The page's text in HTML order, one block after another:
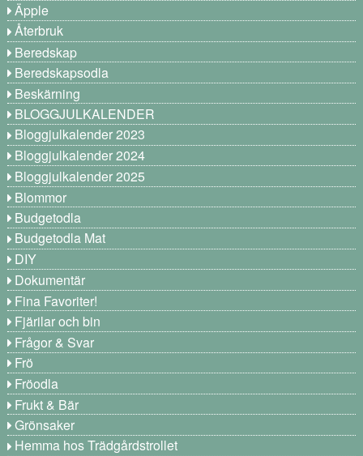
Äpple
Återbruk
Beredskap
Beredskapsodla
Beskärning
BLOGGJULKALENDER
Bloggjulkalender 2023
Bloggjulkalender 2024
Bloggjulkalender 2025
Blommor
Budgetodla
Budgetodla Mat
DIY
Dokumentär
Fina Favoriter!
Fjärilar och bin
Frågor & Svar
Frö
Fröodla
Frukt & Bär
Grönsaker
Hemma hos Trädgårdstrollet